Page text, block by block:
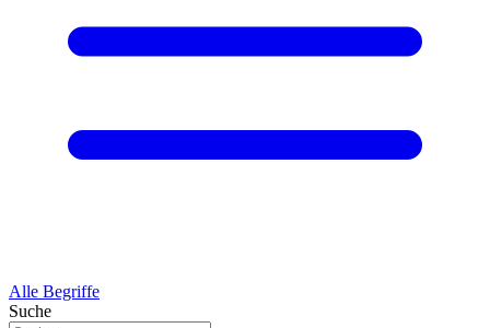
Alle Begriffe
Suche